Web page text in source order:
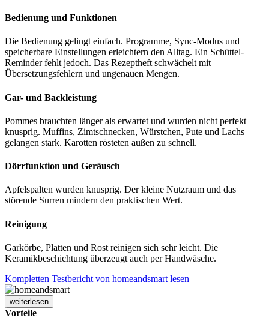
Bedienung und Funktionen
Die Bedienung gelingt einfach. Programme, Sync-Modus und
speicherbare Einstellungen erleichtern den Alltag. Ein Schüttel-
Reminder fehlt jedoch. Das Rezeptheft schwächelt mit
Übersetzungsfehlern und ungenauen Mengen.
Gar- und Backleistung
Pommes brauchten länger als erwartet und wurden nicht perfekt
knusprig. Muffins, Zimtschnecken, Würstchen, Pute und Lachs
gelangen stark. Karotten rösteten außen zu schnell.
Dörrfunktion und Geräusch
Apfelspalten wurden knusprig. Der kleine Nutzraum und das
störende Surren mindern den praktischen Wert.
Reinigung
Garkörbe, Platten und Rost reinigen sich sehr leicht. Die
Keramikbeschichtung überzeugt auch per Handwäsche.
Kompletten Testbericht von homeandsmart lesen
weiterlesen
Vorteile